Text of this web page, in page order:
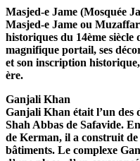
Masjed-e Jame (Mosquée
Masjed-e Jame ou
historiques du 14ème siècle
magnifique portail, ses
et son inscription
ère.
Ganjali Khan
Ganjali Khan était l’un des
Shah Abbas de Safavide.
de Kerman, il a construit
bâtiments. Le complexe